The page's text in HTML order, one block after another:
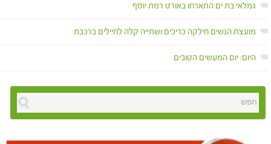
גמלאי בת ים התארחו באורט רמת יוסף
מועצת הנשים חילקה כריכים ושתייה קלה לחיילים ברכבת
היום: יום המעשים הטובים